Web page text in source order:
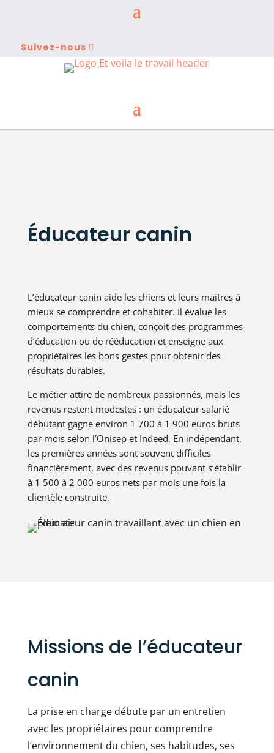
Suivez-nous
Éducateur canin
L’éducateur canin aide les chiens et leurs maîtres à
mieux se comprendre et cohabiter. Il évalue les
comportements du chien, conçoit des programmes
d’éducation ou de rééducation et enseigne aux
propriétaires les bons gestes pour obtenir des
résultats durables.
Le métier attire de nombreux passionnés, mais les
revenus restent modestes : un éducateur salarié
débutant gagne environ 1 700 à 1 900 euros bruts
par mois selon l’Onisep et Indeed. En indépendant,
les premières années sont souvent difficiles
financièrement, avec des revenus pouvant s’établir
à 1 500 à 2 000 euros nets par mois une fois la
clientèle construite.
Missions de l’éducateur
canin
La prise en charge débute par un entretien
avec les propriétaires pour comprendre
l’environnement du chien, ses habitudes, ses